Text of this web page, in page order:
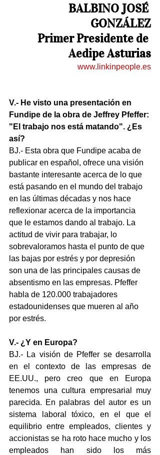
BALBINO JOSÉ
GONZÁLEZ
Primer Presidente de
Aedipe Asturias
www.linkinpeople.es
V.- He visto una presentación en
Fundipe de la obra de Jeffrey Pfeffer:
"El trabajo nos está matando". ¿Es
así?
BJ.- Esta obra que Fundipe acaba de
publicar en español, ofrece una visión
bastante interesante acerca de lo que
está pasando en el mundo del trabajo
en las últimas décadas y nos hace
reflexionar acerca de la importancia
que le estamos dando al trabajo. La
actitud de vivir para trabajar, lo
sobrevaloramos hasta el punto de que
las bajas por estrés y por depresión
son una de las principales causas de
absentismo en las empresas. Pfeffer
habla de 120.000 trabajadores
estadounidenses que mueren al año
por estrés.
V.- ¿Y en Europa?
BJ.- La visión de Pfeffer se desarrolla
en el contexto de las empresas de
EE.UU., pero creo que en Europa
tenemos una cultura empresarial muy
parecida. En palabras del autor es un
sistema laboral tóxico, en el que el
equilibrio entre empleados, clientes y
accionistas se ha roto hace mucho y los
empleados han sido los más